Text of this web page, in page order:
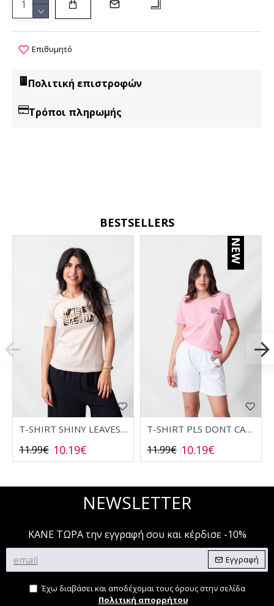
Επιθυμητό
Πολιτική επιστροφών
Τρόποι πληρωμής
BESTSELLERS
T-SHIRT SHINY LEAVES 2532006
10.19€
11.99€
NEW
T-SHIRT PLS DONT CALL 2532008
10.19€
11.99€
NEWSLETTER
ΚΑΝΕ ΤΩΡΑ την εγγραφή σου και κέρδισε -10%
Εγγραφή
Έχω διαβάσει και αποδέχομαι τους όρους στην σελίδα
Πολιτική απορρήτου